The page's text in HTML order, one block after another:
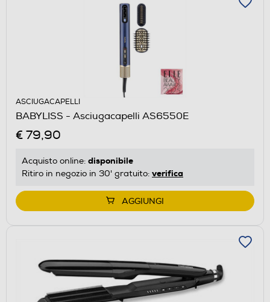
ASCIUGACAPELLI
BABYLISS - Asciugacapelli AS6550E
€ 79,90
Acquisto online: disponibile
Ritiro in negozio in 30' gratuito: verifica
AGGIUNGI